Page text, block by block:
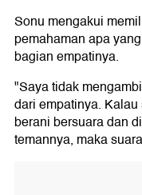
Sonu mengakui
pemahaman apa
bagian empatinya.
"Saya tidak
dari empatinya.
berani bersuara dan
temannya, maka